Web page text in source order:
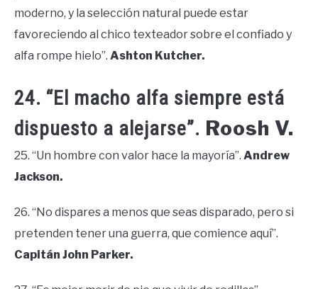
moderno, y la selección natural puede estar
favoreciendo al chico texteador sobre el confiado y
alfa rompe hielo”. Ashton Kutcher.
24. “El macho alfa siempre está
dispuesto a alejarse”. Roosh V.
25. “Un hombre con valor hace la mayoría”. Andrew
Jackson.
26. “No dispares a menos que seas disparado, pero si
pretenden tener una guerra, que comience aquí”.
Capitán John Parker.